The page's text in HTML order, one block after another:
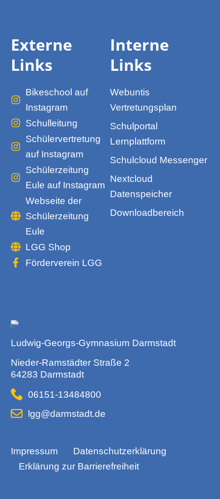
Ludwig-Georgs-Gymnasium Darmstadt
Nieder-Ramstädter Straße 2
64283 Darmstadt
06151-13484800
lgg@darmstadt.de
Impressum
Datenschutzerklärung
Erklärung zur Barrierefreiheit
Interne
Links
Webuntis
Vertretungsplan
Schulportal
Lernplattform
Schulcloud Messenger
Nextcloud
Datenspeicher
Downloadbereich
Externe
Links
Bikeschool auf
Instagram
Schulleitung
Schülervertretung
auf Instagram
Schülerzeitung
Eule auf Instagram
Webseite der
Schülerzeitung
Eule
LGG Shop
Förderverein LGG